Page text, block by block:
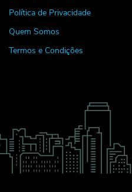
Política de Privacidade
Quem Somos
Termos e Condições